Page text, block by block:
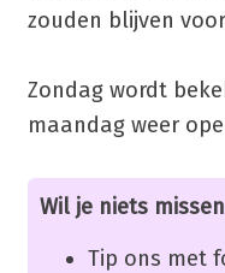
zouden blijven
Zondag wordt
maandag weer
Wil je niets
Tip ons met